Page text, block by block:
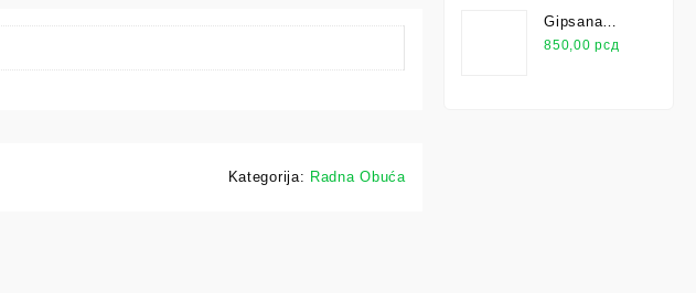
Kategorija: Radna Obuća
Gipsana
Ploča
850,00рсд